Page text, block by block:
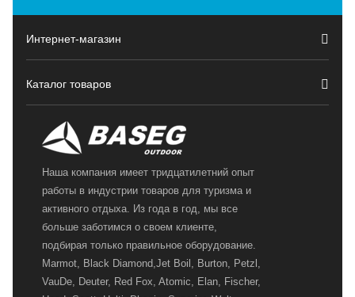
Интернет-магазин
Каталог товаров
Наша компания имеет тридцатилетний опыт
работы в индустрии товаров для туризма и
активного отдыха. Из года в год, мы все
больше заботимся о своем клиенте,
подбирая только правильное оборудование.
Marmot, Black Diamond,Jet Boil, Burton, Petzl,
VauDe, Deuter, Red Fox, Atomic, Elan, Fischer,